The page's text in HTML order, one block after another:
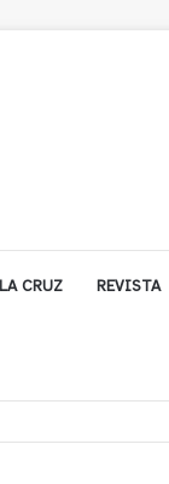
LA CRUZ REVISTA